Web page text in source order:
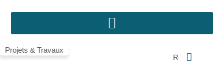
Projets & Travaux